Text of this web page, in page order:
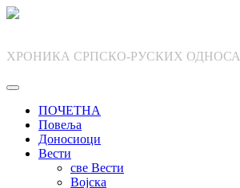
Skip
ХРОНИКА СРПСКО-РУСКИХ ОДНОСА
ПОЧЕТНА
Повеља
Доносиоци
Вести
све Вести
Војска